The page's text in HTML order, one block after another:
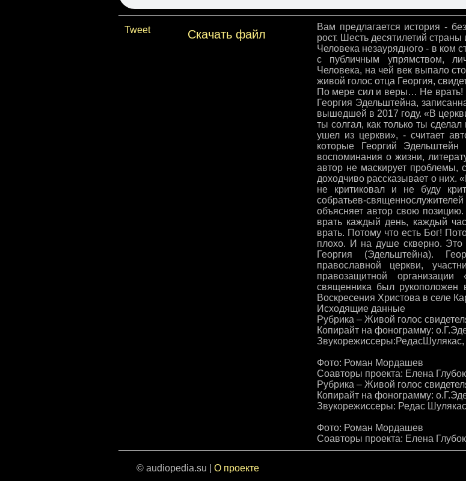
Tweet Скачать файл
Вам предлагается история -
рост. Шесть десятилетий
Человека незаурядного - в ком
с публичным упрямством,
Человека, на чей век выпало
живой голос отца Георгия,
По мере сил и веры… Не врать!
Георгия Эдельштейна,
вышедшей в 2017 году. «В
ты солгал, как только ты
ушел из церкви», - считает
которые Георгий
воспоминания о жизни,
автор не маскирует проблемы,
доходчиво рассказывает о них.
не критиковал и не буду
собратьев-
объясняет автор свою
врать каждый день, каждый
врать. Потому что есть Бог!
плохо. И на душе скверно. Это
Георгия (Эдельштейна).
православной церкви,
правозащитной
священника был рукоположен
Воскресения Христова в селе
Исходящие данные
Рубрика – Живой голос
Копирайт на фонограмму:
Фото: Роман Мордашев
Соавторы проекта: Елена
Рубрика – Живой голос
Копирайт на фонограмму:
Звукорежиссеры: Редас
Фото: Роман Мордашев
Соавторы проекта: Елена
© audiopedia.su | О проекте